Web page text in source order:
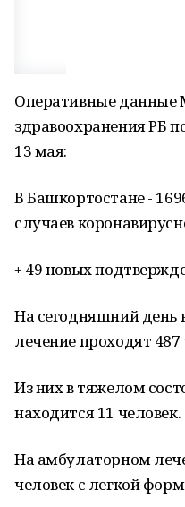
Оперативные данные
здравоохранения РБ
13 мая:
В Башкортостане -
случаев
+ 49 новых
На сегодняшний день
лечение проходят 487
Из них в тяжелом
находится 11 человек.
На амбулаторном
человек с легкой